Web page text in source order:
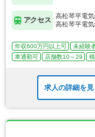
アクセス
高松琴平電
高松琴平電
年収600万円以上可 未経験
車通勤可
店舗数10～29
求人の詳細を見